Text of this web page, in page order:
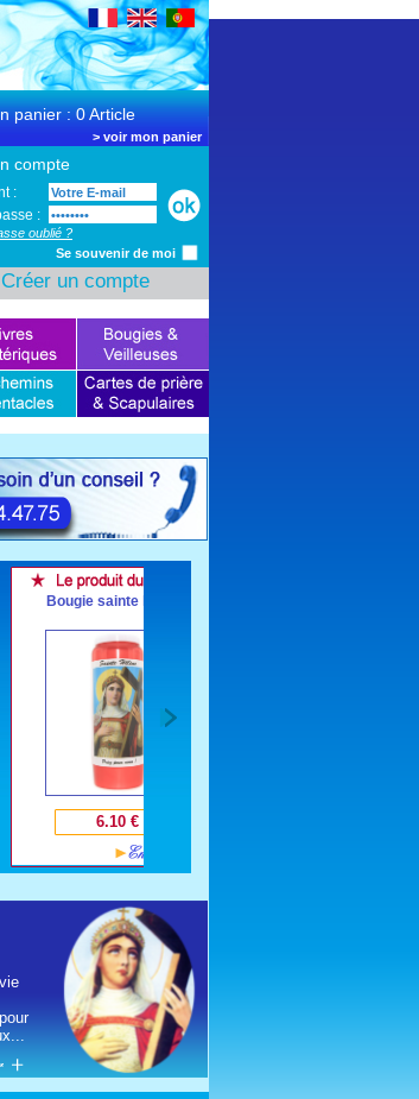
panier : 0 Article
> voir mon panier
compte
:
:
oublié ?
Se souvenir de moi
Créer un compte
hélène